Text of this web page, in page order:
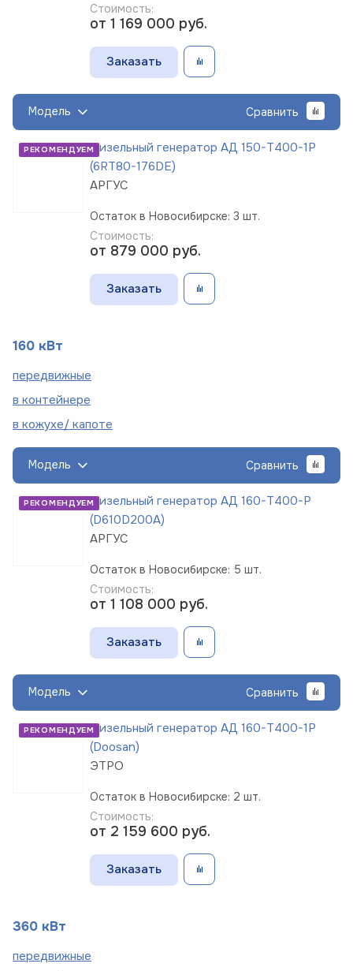
Стоимость:
от 1 169 000 руб.
Заказать
Модель Сравнить
РЕКОМЕНДУЕМДизельный генератор АД 150-Т400-1Р
(6RT80-176DE)
АРГУС
Остаток в Новосибирске: 3 шт.
Стоимость:
от 879 000 руб.
Заказать
160 кВт
передвижные
в контейнере
в кожухе/ капоте
Модель Сравнить
РЕКОМЕНДУЕМДизельный генератор АД 160-Т400-Р
(D610D200A)
АРГУС
Остаток в Новосибирске: 5 шт.
Стоимость:
от 1 108 000 руб.
Заказать
Модель Сравнить
РЕКОМЕНДУЕМДизельный генератор АД 160-Т400-1Р
(Doosan)
ЭТРО
Остаток в Новосибирске: 2 шт.
Стоимость:
от 2 159 600 руб.
Заказать
360 кВт
передвижные